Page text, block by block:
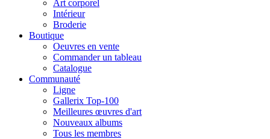
Art corporel
Intérieur
Broderie
Boutique
Oeuvres en vente
Commander un tableau
Catalogue
Communauté
Ligne
Gallerix Top-100
Meilleures œuvres d'art
Nouveaux albums
Tous les membres